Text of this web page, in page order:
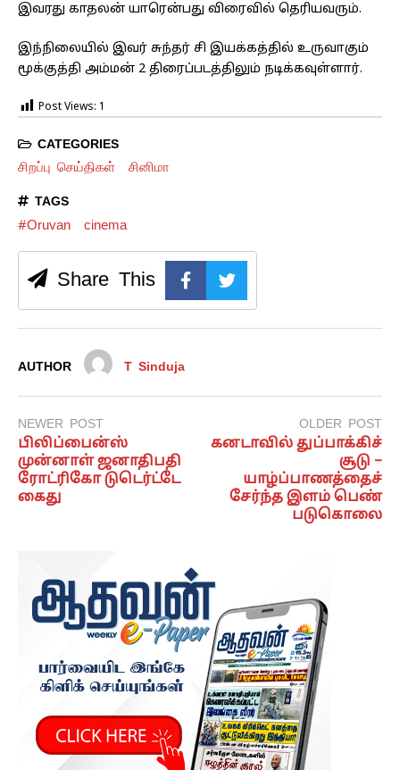
இவரது காதலன் யாரென்பது விரைவில் தெரியவரும்.
இந்நிலையில் இவர் சுந்தர் சி இயக்கத்தில் உருவாகும்
மூக்குத்தி அம்மன் 2 திரைப்படத்திலும் நடிக்கவுள்ளார்.
Post Views: 1
CATEGORIES
சிறப்பு செய்திகள் சினிமா
TAGS
#Oruvan cinema
Share This
AUTHOR T Sinduja
NEWER POST
பிலிப்பைன்ஸ்
முன்னாள் ஜனாதிபதி
ரோட்ரிகோ டுடெர்ட்டே
கைது
OLDER POST
கனடாவில் துப்பாக்கிச்
சூடு –
யாழ்ப்பாணத்தைச்
சேர்ந்த இளம் பெண்
படுகொலை